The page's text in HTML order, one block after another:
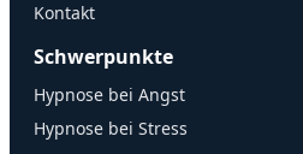
Kontakt
Schwerpunkte
Hypnose bei Angst
Hypnose bei Stress